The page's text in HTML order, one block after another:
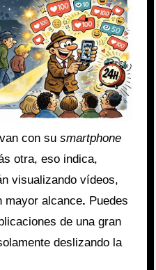
con su smartphone
otra, eso indica,
visualizando vídeos,
mayor alcance. Puedes
de una gran
deslizando la